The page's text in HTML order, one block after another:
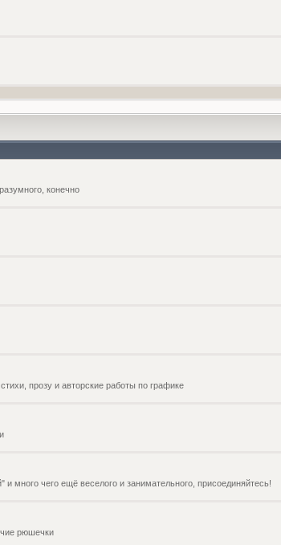
конечно
прозу и авторские работы по графике
много чего ещё веселого и занимательного, присоединяйтесь!
рюшечки